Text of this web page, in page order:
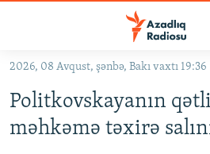
Əsas
qayıt
Əsas
2026, 08 Avqust, şənbə, Bakı vaxtı 19:36
Politkovskayanın
məhkəmə təxirə